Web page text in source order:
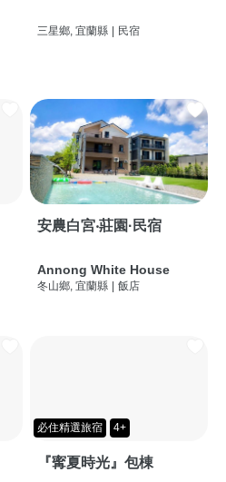
三星鄉, 宜蘭縣 | 民宿
安農白宮‧莊園·民宿
Annong White House
冬山鄉, 宜蘭縣 | 飯店
必住精選旅宿 4+
『寗夏時光』包棟